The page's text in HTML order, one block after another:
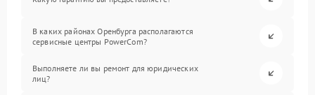
В каких районах Оренбурга располагаются
сервисные центры PowerCom?
Выполняете ли вы ремонт для юридических
лиц?